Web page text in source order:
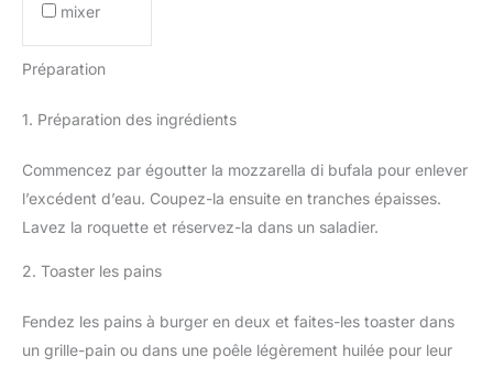
mixer
Préparation
1. Préparation des ingrédients
Commencez par égoutter la mozzarella di bufala pour enlever
l’excédent d’eau. Coupez-la ensuite en tranches épaisses.
Lavez la roquette et réservez-la dans un saladier.
2. Toaster les pains
Fendez les pains à burger en deux et faites-les toaster dans
un grille-pain ou dans une poêle légèrement huilée pour leur